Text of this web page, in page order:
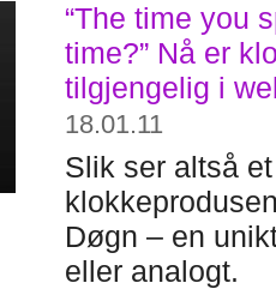
“The time you
time?” Nå er
tilgjengelig i
18.01.11
Slik ser altså
Døgn – en
eller analogt.